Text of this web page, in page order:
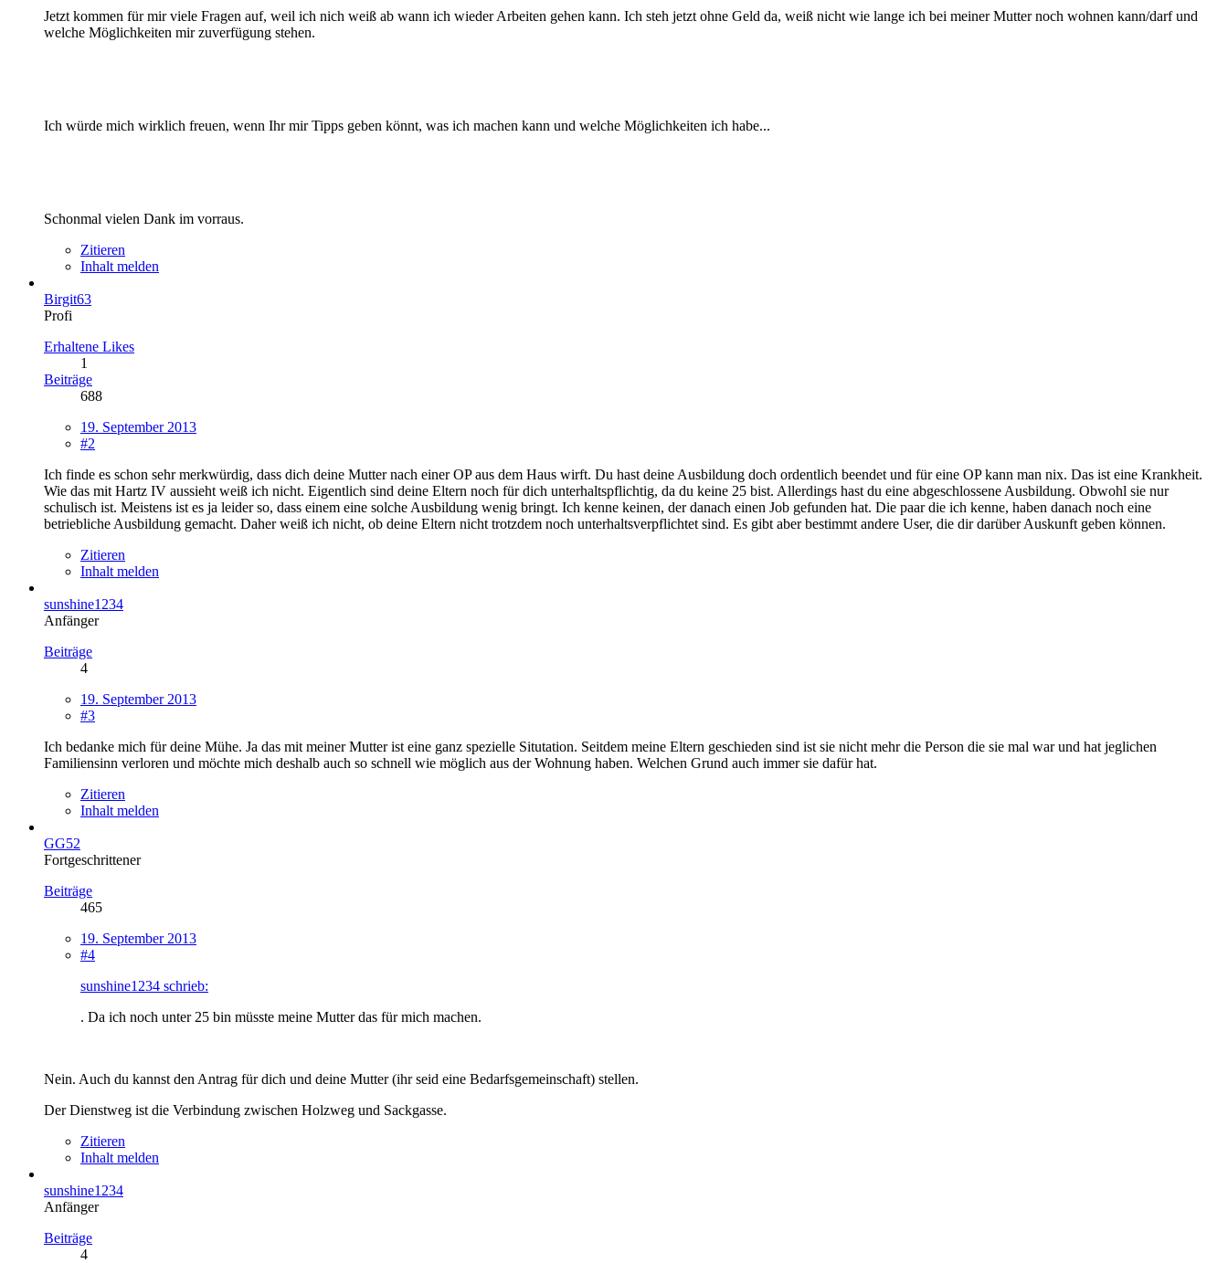
Jetzt kommen für mir viele Fragen auf, weil ich nich weiß ab wann ich wieder Arbeiten gehen kann. Ich steh jetzt ohne Geld da, weiß nicht wie lange ich bei meiner Mutter noch wohnen kann/darf und
welche Möglichkeiten mir zuverfügung stehen.
Ich würde mich wirklich freuen, wenn Ihr mir Tipps geben könnt, was ich machen kann und welche Möglichkeiten ich habe...
Schonmal vielen Dank im vorraus.
Zitieren
Inhalt melden
Birgit63
Profi
Erhaltene Likes
1
Beiträge
688
19. September 2013
#2
Ich finde es schon sehr merkwürdig, dass dich deine Mutter nach einer OP aus dem Haus wirft. Du hast deine Ausbildung doch ordentlich beendet und für eine OP kann man nix. Das ist eine Krankheit.
Wie das mit Hartz IV aussieht weiß ich nicht. Eigentlich sind deine Eltern noch für dich unterhaltspflichtig, da du keine 25 bist. Allerdings hast du eine abgeschlossene Ausbildung. Obwohl sie nur
schulisch ist. Meistens ist es ja leider so, dass einem eine solche Ausbildung wenig bringt. Ich kenne keinen, der danach einen Job gefunden hat. Die paar die ich kenne, haben danach noch eine
betriebliche Ausbildung gemacht. Daher weiß ich nicht, ob deine Eltern nicht trotzdem noch unterhaltsverpflichtet sind. Es gibt aber bestimmt andere User, die dir darüber Auskunft geben können.
Zitieren
Inhalt melden
sunshine1234
Anfänger
Beiträge
4
19. September 2013
#3
Ich bedanke mich für deine Mühe. Ja das mit meiner Mutter ist eine ganz spezielle Situtation. Seitdem meine Eltern geschieden sind ist sie nicht mehr die Person die sie mal war und hat jeglichen
Familiensinn verloren und möchte mich deshalb auch so schnell wie möglich aus der Wohnung haben. Welchen Grund auch immer sie dafür hat.
Zitieren
Inhalt melden
GG52
Fortgeschrittener
Beiträge
465
19. September 2013
#4
sunshine1234 schrieb:
. Da ich noch unter 25 bin müsste meine Mutter das für mich machen.
Nein. Auch du kannst den Antrag für dich und deine Mutter (ihr seid eine Bedarfsgemeinschaft) stellen.
Der Dienstweg ist die Verbindung zwischen Holzweg und Sackgasse.
Zitieren
Inhalt melden
sunshine1234
Anfänger
Beiträge
4